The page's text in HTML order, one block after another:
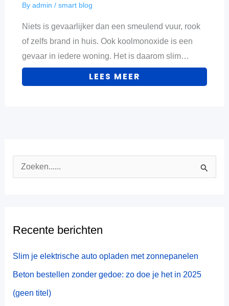
By admin / smart blog
Niets is gevaarlijker dan een smeulend vuur, rook
of zelfs brand in huis. Ook koolmonoxide is een
gevaar in iedere woning. Het is daarom slim…
LEES MEER
n
a
Recente berichten
Slim je elektrische auto opladen met zonnepanelen
Beton bestellen zonder gedoe: zo doe je het in 2025
(geen titel)